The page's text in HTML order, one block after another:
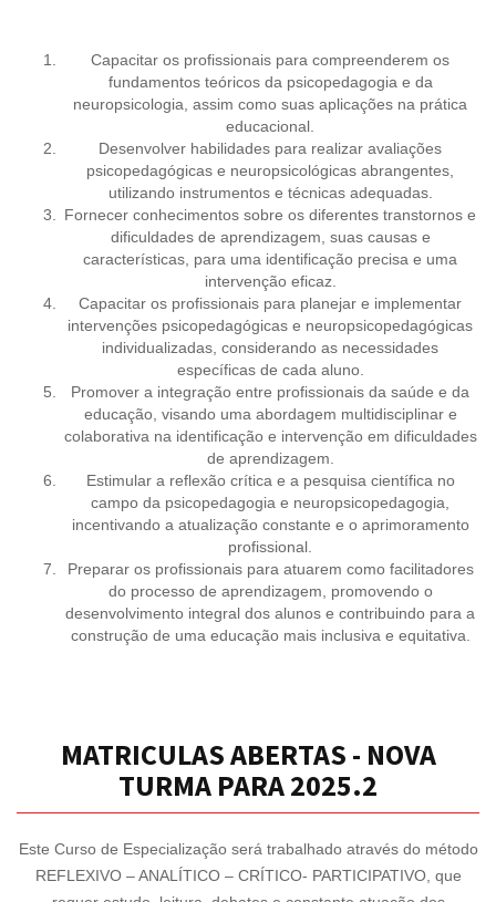
Capacitar os profissionais para compreenderem os
fundamentos teóricos da psicopedagogia e da
neuropsicologia, assim como suas aplicações na prática
educacional.
Desenvolver habilidades para realizar avaliações
psicopedagógicas e neuropsicológicas abrangentes,
utilizando instrumentos e técnicas adequadas.
Fornecer conhecimentos sobre os diferentes transtornos e
dificuldades de aprendizagem, suas causas e
características, para uma identificação precisa e uma
intervenção eficaz.
Capacitar os profissionais para planejar e implementar
intervenções psicopedagógicas e neuropsicopedagógicas
individualizadas, considerando as necessidades
específicas de cada aluno.
Promover a integração entre profissionais da saúde e da
educação, visando uma abordagem multidisciplinar e
colaborativa na identificação e intervenção em dificuldades
de aprendizagem.
Estimular a reflexão crítica e a pesquisa científica no
campo da psicopedagogia e neuropsicopedagogia,
incentivando a atualização constante e o aprimoramento
profissional.
Preparar os profissionais para atuarem como facilitadores
do processo de aprendizagem, promovendo o
desenvolvimento integral dos alunos e contribuindo para a
construção de uma educação mais inclusiva e equitativa.
MATRICULAS ABERTAS - NOVA
TURMA PARA 2025.2
Este Curso de Especialização será trabalhado através do método
REFLEXIVO – ANALÍTICO – CRÍTICO- PARTICIPATIVO, que